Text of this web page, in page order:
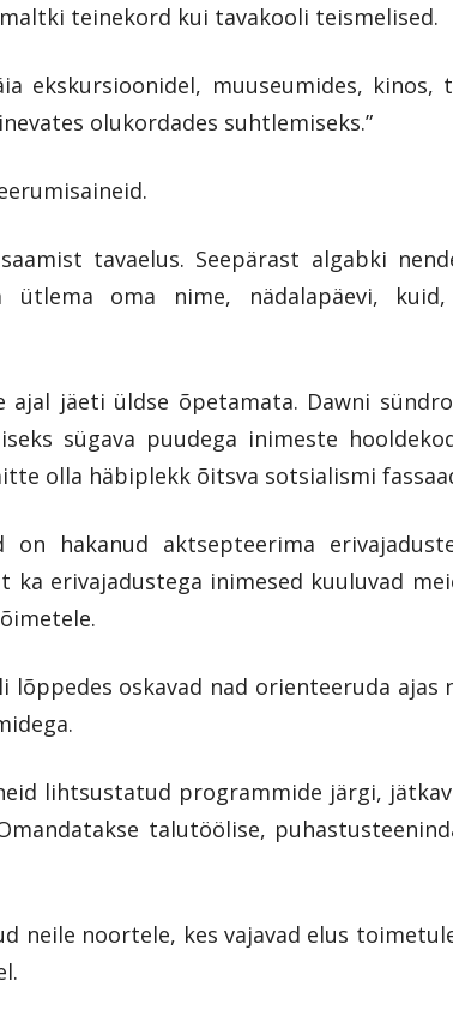
teinekord kui tavakooli teismelised.
ekskursioonidel, muuseumides, kinos,
olukordades suhtlemiseks.”
tavaelus. Seepärast algabki
oma nime, nädalapäevi, kuid,
jäeti üldse õpetamata. Dawni
sügava puudega inimeste
olla häbiplekk õitsva sotsialismi
hakanud aktsepteerima
ka erivajadustega inimesed kuuluvad
lõppedes oskavad nad orienteeruda ajas
lihtsustatud programmide järgi,
talutöölise,
neile noortele, kes vajavad elus